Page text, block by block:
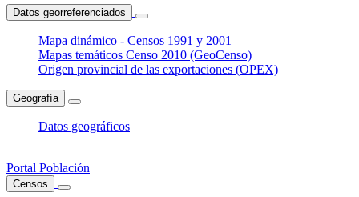
Datos georreferenciados
Mapa dinámico - Censos 1991 y 2001
Mapas temáticos Censo 2010 (GeoCenso)
Origen provincial de las exportaciones (OPEX)
Geografía
Datos geográficos
Portal Población
Censos